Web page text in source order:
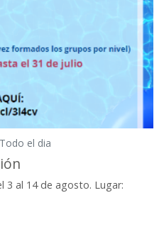
Todo el dia
3 al 14 de agosto. Lugar: